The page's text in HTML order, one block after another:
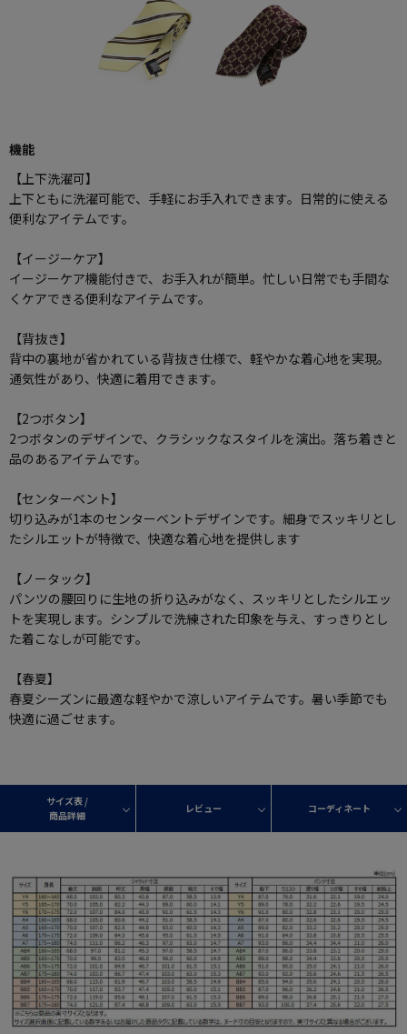
機能
【上下洗濯可】
上下ともに洗濯可能で、手軽にお手入れできます。日常的に使える
便利なアイテムです。
【イージーケア】
イージーケア機能付きで、お手入れが簡単。忙しい日常でも手間な
くケアできる便利なアイテムです。
【背抜き】
背中の裏地が省かれている背抜き仕様で、軽やかな着心地を実現。
通気性があり、快適に着用できます。
【2つボタン】
2つボタンのデザインで、クラシックなスタイルを演出。落ち着きと
品のあるアイテムです。
【センターベント】
切り込みが1本のセンターベントデザインです。細身でスッキリとし
たシルエットが特徴で、快適な着心地を提供します
【ノータック】
パンツの腰回りに生地の折り込みがなく、スッキリとしたシルエッ
トを実現します。シンプルで洗練された印象を与え、すっきりとし
た着こなしが可能です。
【春夏】
春夏シーズンに最適な軽やかで涼しいアイテムです。暑い季節でも
快適に過ごせます。
サイズ表 /
商品詳細
レビュー コーディネート